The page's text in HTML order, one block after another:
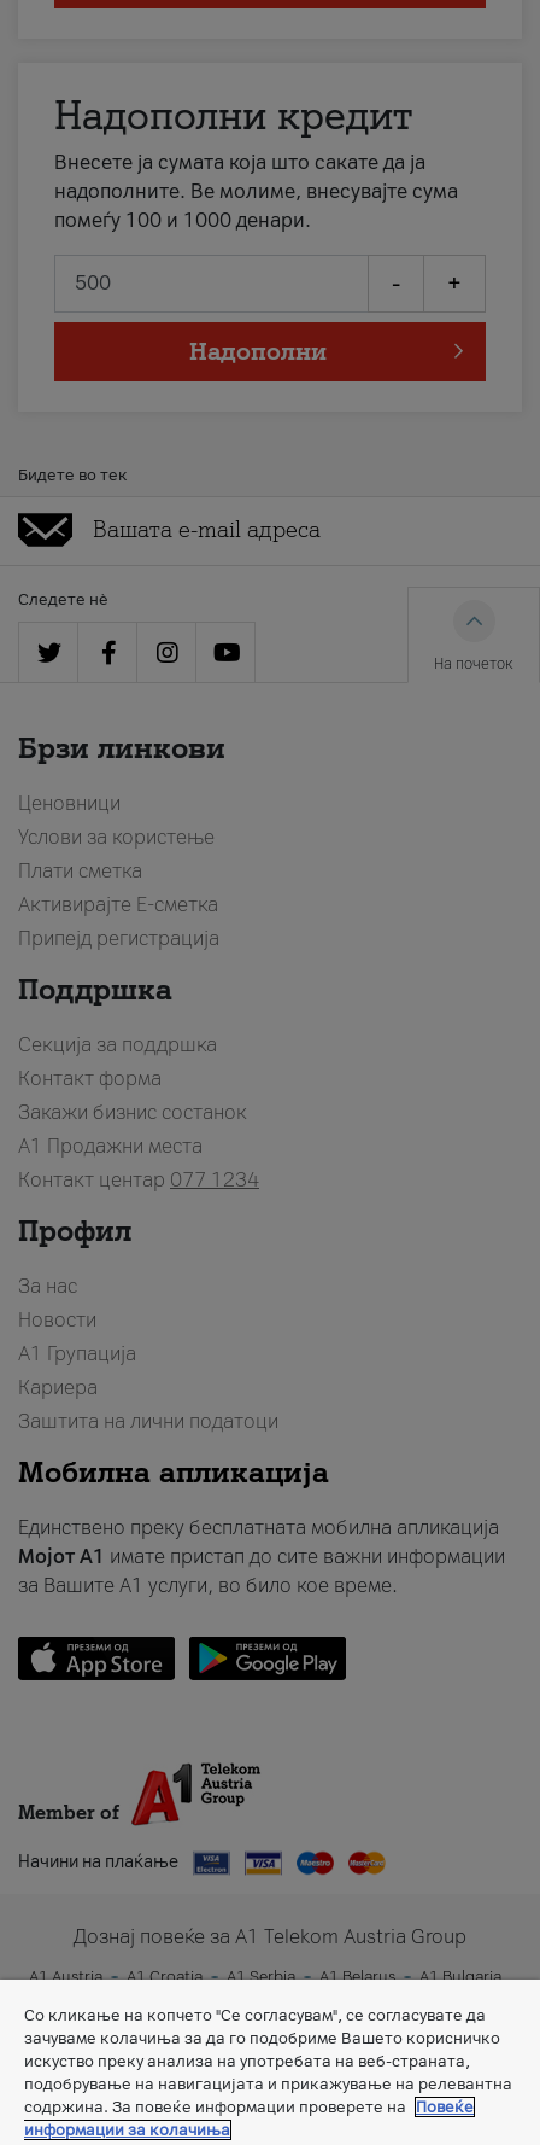
Надополни кредит
Внесете ја сумата која што сакате да ја
надополните. Ве молиме, внесувајте сума
помеѓу 100 и 1000 денари.
- +
Надополни
Бидете во тек
Следете нè
На почеток
Брзи линкови
Ценовници
Услови за користење
Плати сметка
Активирајте Е-сметка
Припејд регистрација
Поддршка
Секција за поддршка
Контакт форма
Закажи бизнис состанок
A1 Продажни места
Контакт центар 077 1234
Профил
За нас
Новости
А1 Групација
Кариера
Заштита на лични податоци
Мобилна апликација
Единствено преку бесплатната мобилна апликација
Мојот A1 имате пристап до сите важни информации
за Вашите A1 услуги, во било кое време.
Member of
Начини на плаќање
Дознај повеќе за A1 Telekom Austria Group
A1 Austria A1 Croatia A1 Serbia A1 Belarus
A1 Bulgaria
A1 Slovenia
A1 Digital
Со кликање на копчето "Се согласувам", се согласувате да
зачуваме колачиња за да го подобриме Вашето корисничко
искуство преку анализа на употребата на веб-страната,
подобрување на навигацијата и прикажување на релевантна
содржина. За повеќе информации проверете на
Повеќе
информации за колачиња